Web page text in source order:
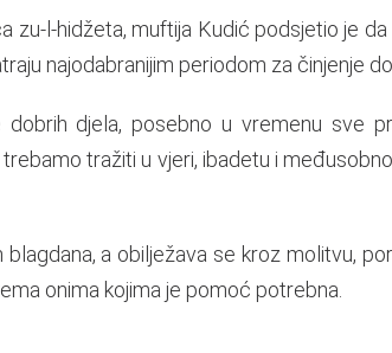
zu-l-hidžeta, muftija Kudić podsjetio je
najodabranijim periodom za činjenje
djela, posebno u vremenu sve
tražiti u vjeri, ibadetu i
a obilježava se kroz molitvu,
onima kojima je pomoć potrebna.